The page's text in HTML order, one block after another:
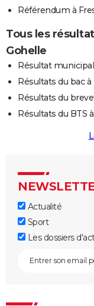
Référendum à
Tous les
Gohelle
Résultat
Résultats du bac
Résultats du
Résultats du BTS
Actualité
Sport
Les dossiers